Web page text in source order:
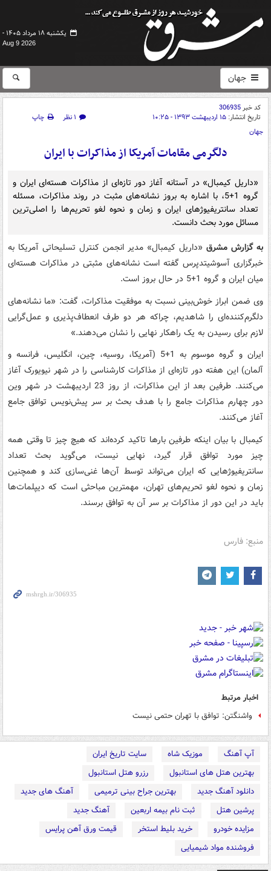
یکشنبه ۱۸ مرداد ۱۴۰۵ -
Aug 9 2026
جهان
کد خبر306935
تاریخ انتشار: ۱۵ اردیبهشت ۱۳۹۳ - ۱۰:۲۵ ۱ نظر
چاپ
جهان
دلگرمی مقامات آمریکا از مذاکرات با ایران
«داریل کیمبال» در آستانه آغاز دور تازه‌ای از مذاکرات هسته‌ای ایران و
گروه 1+5، با اشاره به بروز نشانه‌های مثبت در روند مذاکرات، مسئله
تعداد سانتریفیوژهای ایران و زمان و نحوه لغو تحریم‌ها را اصلی‌ترین
مسائل مورد بحث دانست.
به گزارش مشرق «داریل کیمبال» مدیر انجمن کنترل تسلیحاتی آمریکا به
خبرگزاری آسوشیتدپرس گفته است نشانه‌های مثبتی در مذاکرات هسته‌ای
میان ایران و گروه 1+5 در حال بروز است.
وی ضمن ابراز خوش‌بینی نسبت به موفقیت مذاکرات، گفت: «ما نشانه‌های
دلگرم‌کننده‌ای را شاهدیم، چراکه هر دو طرف انعطاف‌پذیری و عمل‌گرایی
لازم برای رسیدن به یک راهکار نهایی را نشان می‌دهند.»
ایران و گروه موسوم به 1+5 (آمریکا، روسیه، چین، انگلیس، فرانسه و
آلمان) این هفته دور تازه‌ای از مذاکرات کارشناسی را در شهر نیویورک آغاز
می‌کنند. طرفین بعد از این مذاکرات، از روز 23 اردیبهشت در شهر وین
دور چهارم مذاکرات جامع را با هدف بحث بر سر پیش‌نویس توافق جامع
آغاز می‌کنند.
کیمبال با بیان اینکه طرفین بارها تاکید کرده‌اند که هیچ‌ چیز تا وقتی همه
چیز مورد توافق قرار گیرد، نهایی نیست، می‌گوید بحث تعداد
سانتریفیوژ‌هایی که ایران می‌تواند توسط آن‌ها غنی‌سازی کند و همچنین
زمان و نحوه لغو تحریم‌های تهران، مهمترین مباحثی است که دیپلمات‌ها
باید در این دور از مذاکرات بر سر آن به توافق برسند.
منبع: فارس
اخبار مرتبط
واشنگتن: توافق با تهران حتمی نیست
آپ آهنگ موزیک شاه
سایت تاریخ ایران
بهترین هتل های استانبول
رزرو هتل استانبول
دانلود آهنگ جدید
بهترین جراح بینی ترمیمی
آهنگ های جدید
پرشین هتل
ثبت نام بیمه اربعین
آهنگ جدید
مزایده خودرو
خرید بلیط استخر
قیمت ورق آهن پرایس
فروشنده مواد شیمیایی